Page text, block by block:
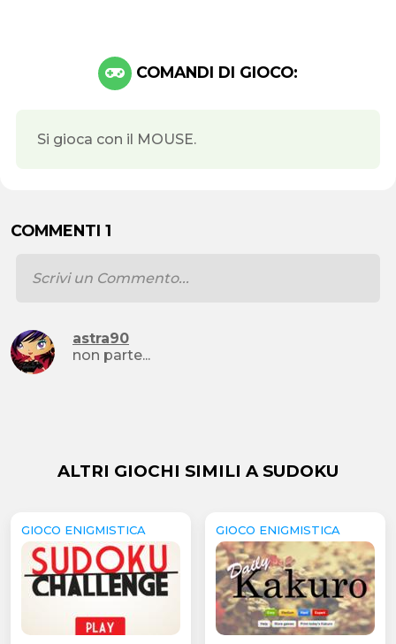
COMANDI DI GIOCO:
Si gioca con il MOUSE.
COMMENTI 1
astra90
non parte...
ALTRI GIOCHI SIMILI A SUDOKU
GIOCO ENIGMISTICA GIOCO ENIGMISTICA